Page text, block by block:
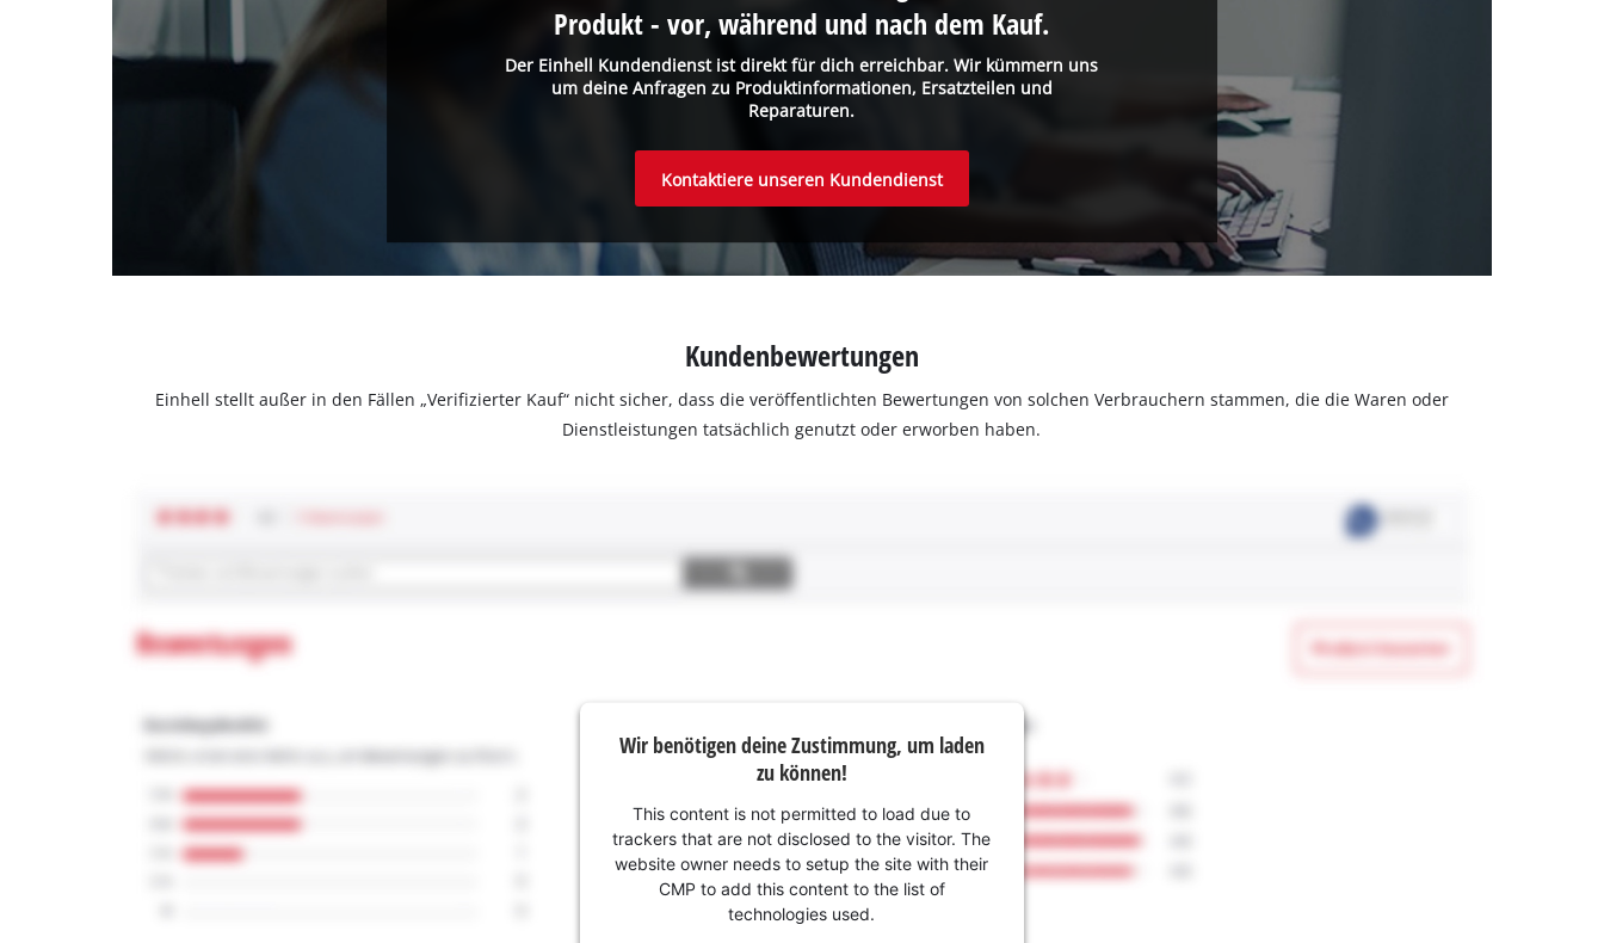
Der Einhell Kundendienst ist direkt für dich erreichbar. Wir kümmern uns
um deine Anfragen zu Produktinformationen, Ersatzteilen und
Reparaturen.
Produkt - vor, während und nach dem Kauf.
Kontaktiere unseren Kundendienst
Kundenbewertungen
Einhell stellt außer in den Fällen „Verifizierter Kauf“ nicht sicher, dass die veröffentlichten Bewertungen von solchen Verbrauchern stammen, die die Waren oder
Dienstleistungen tatsächlich genutzt oder erworben haben.
Wir benötigen deine Zustimmung, um laden
zu können!
This content is not permitted to load due to
trackers that are not disclosed to the visitor. The
website owner needs to setup the site with their
CMP to add this content to the list of
technologies used.